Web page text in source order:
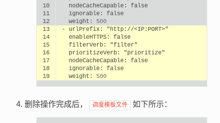
10
nodeCacheCapable:
false
11
ignorable:
false
12
weight:
500
13
- urlPrefix:
"http://<IP:PORT>"
14
enableHTTPS:
false
15
filterVerb:
"filter"
16
prioritizeVerb:
"prioritize"
17
nodeCacheCapable:
false
18
ignorable:
false
19
weight: 500
删除操作完成后， 调度模板文件 如下所示：